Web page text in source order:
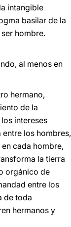
intangible
basilar de la
hombre.
al menos en
hermano,
de la
intereses
los hombres,
cada hombre,
la tierra
orgánico de
entre los
de toda
hermanos y